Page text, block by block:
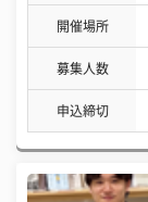
開催場所
募集人数
申込締切